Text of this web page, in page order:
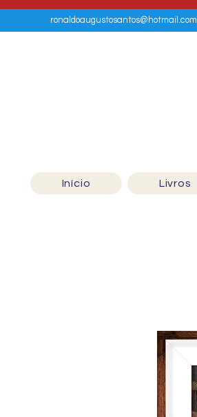
ronaldoaugustosantos@hotmail.com
Início Livros